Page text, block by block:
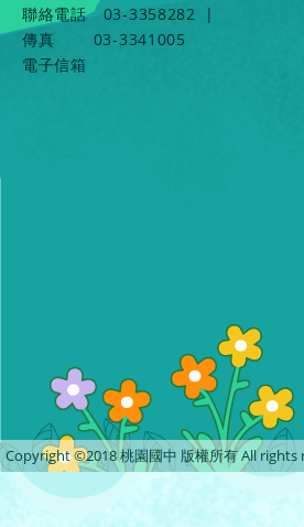
聯絡電話
03-3358282
|
傳真
03-3341005
電子信箱
Copyright ©2018 桃園國中 版權所有 All rights